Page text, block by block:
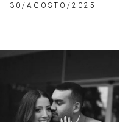
30/AGOSTO/2025